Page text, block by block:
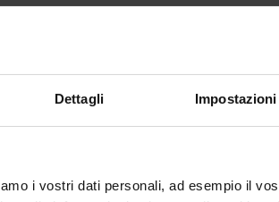
Dettagli
i vostri dati personali, ad esempio il
Crediti
1
(SSD)